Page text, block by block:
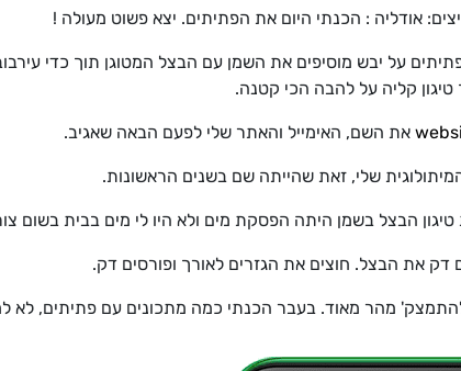
אודליה : הכנתי היום את הפתיתים. יצא פשוט מעולה !
על יבש מוסיפים את השמן עם הבצל המטוגן תוך כדי
קליה על להבה הכי קטנה.
את השם, האימייל והאתר שלי לפעם הבאה שאגיב.
שלי, זאת שהייתה שם בשנים הראשונות.
הבצל בשמן היתה הפסקת מים ולא היו לי מים בבית בשום
דק את הבצל. חוצים את הגזרים לאורך ופורסים דק.
מהר מאוד. בעבר הכנתי כמה מתכונים עם פתיתים, לא